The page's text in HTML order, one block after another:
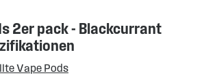
2er pack - Blackcurrant
Vape Pods